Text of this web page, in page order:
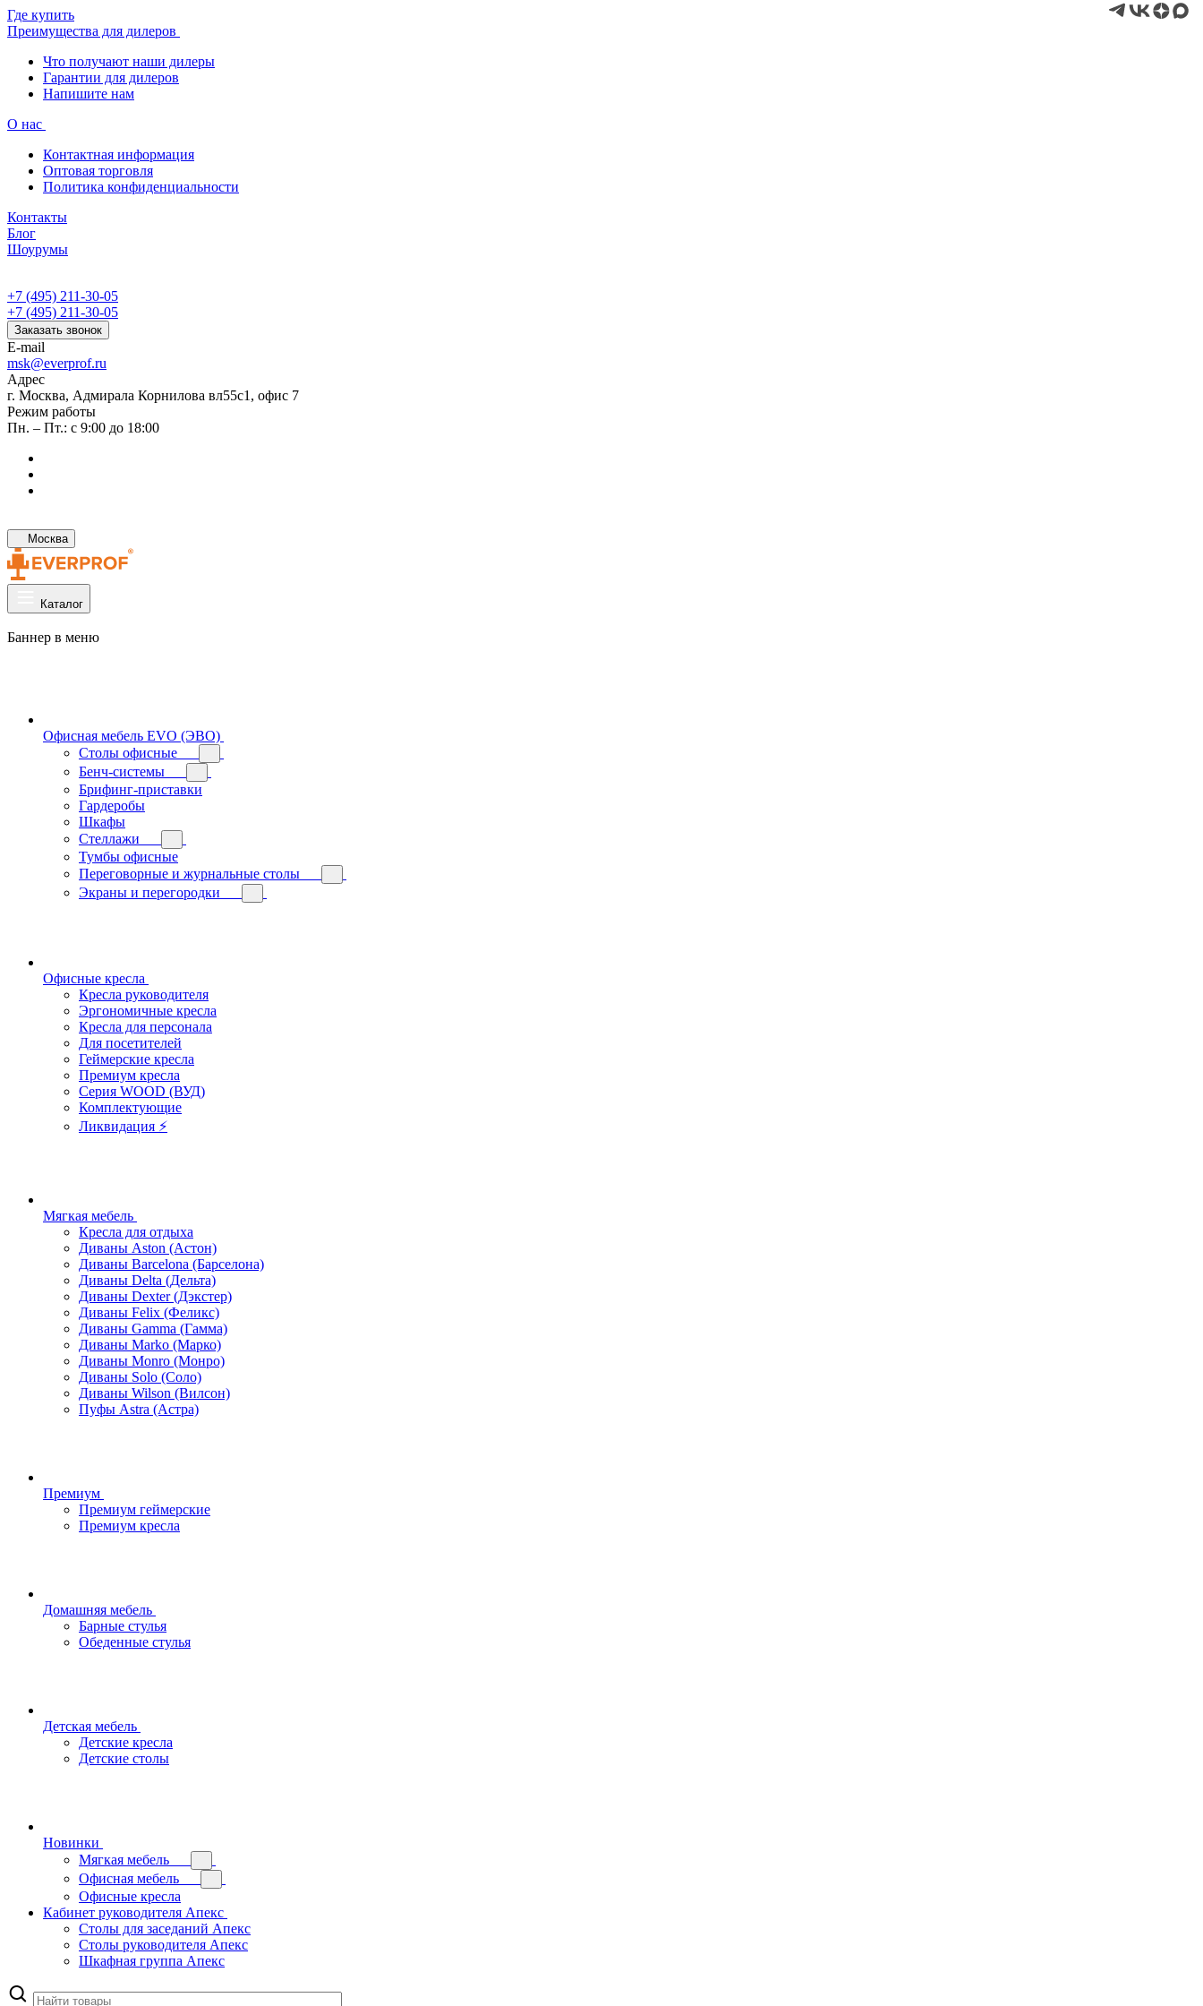
Где купить
Преимущества для дилеров
Что получают наши дилеры
Гарантии для дилеров
Напишите нам
О нас
Контактная информация
Оптовая торговля
Политика конфиденциальности
Контакты
Блог
Шоурумы
+7 (495) 211-30-05
+7 (495) 211-30-05
Заказать звонок
E-mail
msk@everprof.ru
Адрес
г. Москва, Адмирала Корнилова вл55с1, офис 7
Режим работы
Пн. – Пт.: с 9:00 до 18:00
Москва
Каталог
Баннер в меню
Офисная мебель EVO (ЭВО)
Cтолы офисные
Бенч-системы
Брифинг-приставки
Гардеробы
Шкафы
Стеллажи
Тумбы офисные
Переговорные и журнальные столы
Экраны и перегородки
Офисные кресла
Кресла руководителя
Эргономичные кресла
Кресла для персонала
Для посетителей
Геймерские кресла
Премиум кресла
Серия WOOD (ВУД)
Комплектующие
Ликвидация ⚡
Мягкая мебель
Кресла для отдыха
Диваны Aston (Астон)
Диваны Barcelona (Барселона)
Диваны Delta (Дельта)
Диваны Dexter (Дэкстер)
Диваны Felix (Феликс)
Диваны Gamma (Гамма)
Диваны Marko (Марко)
Диваны Monro (Монро)
Диваны Solo (Соло)
Диваны Wilson (Вилсон)
Пуфы Astra (Астра)
Премиум
Премиум геймерские
Премиум кресла
Домашняя мебель
Барные стулья
Обеденные стулья
Детская мебель
Детские кресла
Детские столы
Новинки
Мягкая мебель
Офисная мебель
Офисные кресла
Кабинет руководителя Апекс
Столы для заседаний Апекс
Столы руководителя Апекс
Шкафная группа Апекс